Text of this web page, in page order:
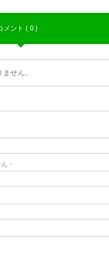
メント ( 0 )
せん。
-